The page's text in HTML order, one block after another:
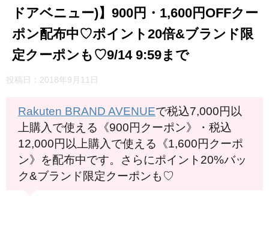
ドアベニュー)】900円・1,600円OFFクー
ポン配布中♡ポイント20倍&ブランド限
定クーポンも♡9/14 9:59まで
投稿日： 2018年9月11日
Rakuten BRAND AVENUEで税込7,000円以
上購入で使える《900円クーポン》・税込
12,000円以上購入で使える《1,600円クーポ
ン》を配布中です。さらにポイント20%バッ
ク&ブランド限定クーポンも♡